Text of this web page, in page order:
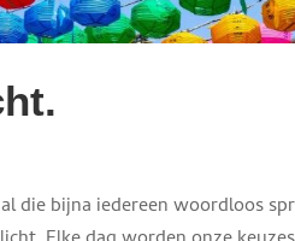
die bijna iedereen woordloos